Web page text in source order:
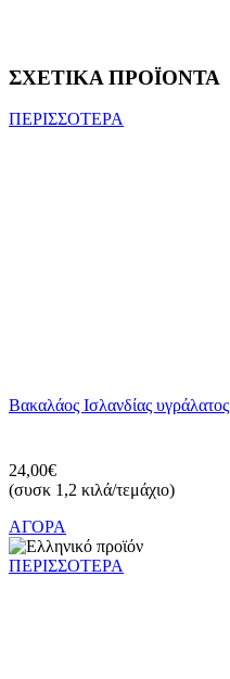
ΣΧΕΤΙΚΑ ΠΡΟΪΟΝΤΑ
ΠΕΡΙΣΣΟΤΕΡΑ
Βακαλάος Ισλανδίας υγράλατος
24,00€
(συσκ 1,2 κιλά/τεμάχιο)
ΑΓΟΡΑ
ΠΕΡΙΣΣΟΤΕΡΑ